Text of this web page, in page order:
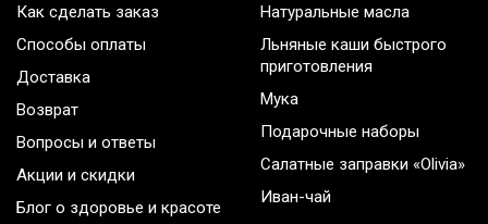
Как сделать заказ
Способы оплаты
Доставка
Возврат
Вопросы и ответы
Акции и скидки
Блог о здоровье и красоте
Натуральные масла
Льняные каши быстрого
приготовления
Мука
Подарочные наборы
Салатные заправки «Olivia»
Иван-чай